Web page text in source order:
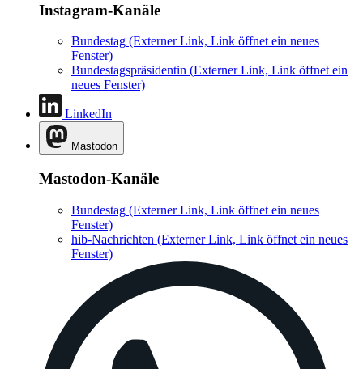
Instagram-Kanäle
Bundestag (Externer Link, Link öffnet ein neues
Fenster)
Bundestagspräsidentin (Externer Link, Link öffnet ein
neues Fenster)
LinkedIn
Mastodon
Mastodon-Kanäle
Bundestag (Externer Link, Link öffnet ein neues
Fenster)
hib-Nachrichten (Externer Link, Link öffnet ein neues
Fenster)